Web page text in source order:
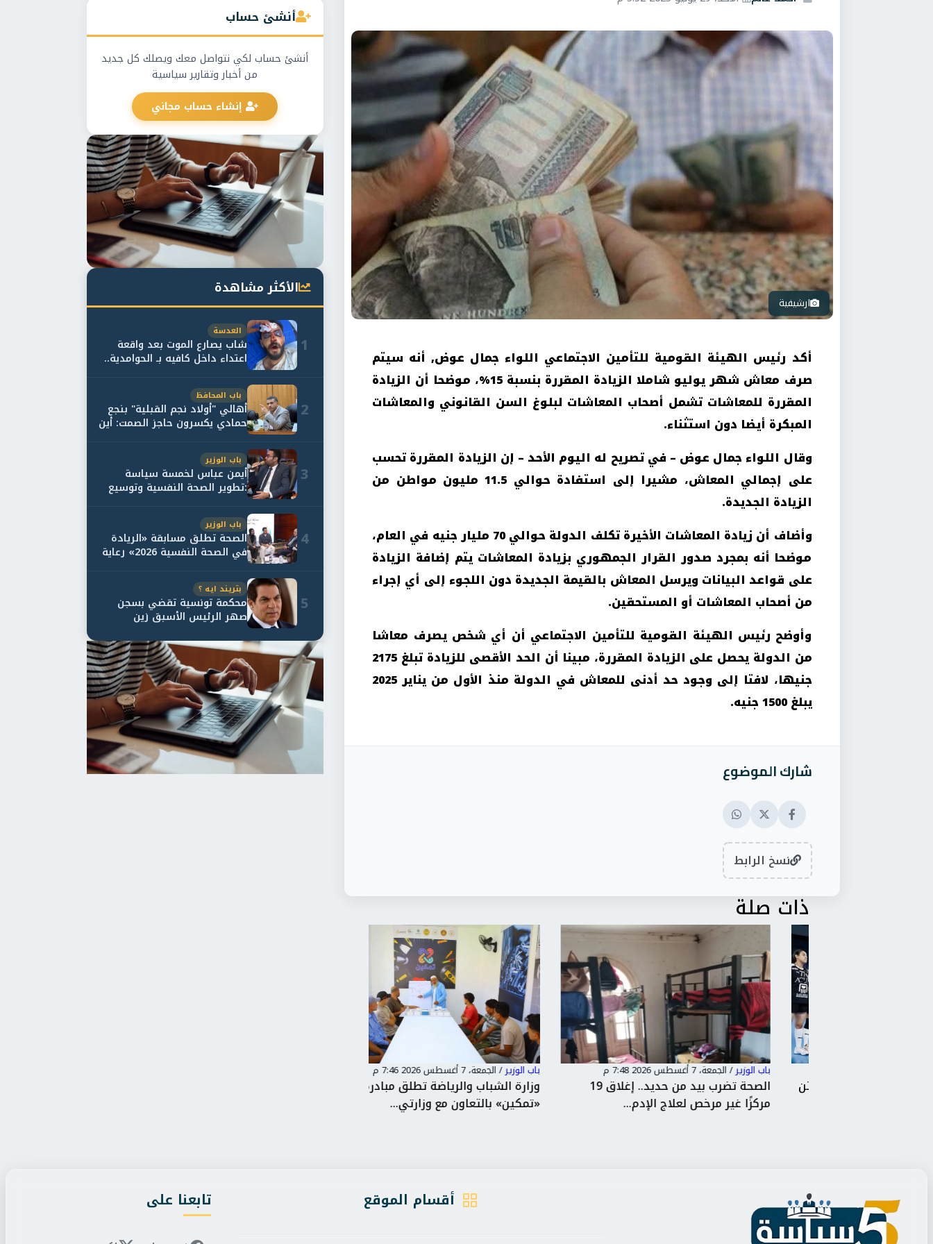
ارشيفية
أكد رئيس الهيئة القومية للتأمين الاجتماعي اللواء جمال عوض, أنه سيتم
صرف معاش شهر يوليو شاملا الزيادة المقررة بنسبة 15%، موضحا أن الزيادة
المقررة للمعاشات تشمل أصحاب المعاشات لبلوغ السن القانوني والمعاشات
المبكرة أيضا دون استثناء.
وقال اللواء جمال عوض – في تصريح له اليوم الأحد – إن الزيادة المقررة تحسب
على إجمالي المعاش، مشيرا إلى استفادة حوالي 11.5 مليون مواطن من
الزيادة الجديدة.
وأضاف أن زيادة المعاشات الأخيرة تكلف الدولة حوالي 70 مليار جنيه في العام،
موضحا أنه بمجرد صدور القرار الجمهوري بزيادة المعاشات يتم إضافة الزيادة
على قواعد البيانات ويرسل المعاش بالقيمة الجديدة دون اللجوء إلى أي إجراء
من أصحاب المعاشات أو المستحقين.
وأوضح رئيس الهيئة القومية للتأمين الاجتماعي أن أي شخص يصرف معاشا
من الدولة يحصل على الزيادة المقررة، مبينا أن الحد الأقصى للزيادة تبلغ 2175
جنيها، لافتا إلى وجود حد أدنى للمعاش في الدولة منذ الأول من يناير 2025
يبلغ 1500 جنيه.
شارك الموضوع
نسخ الرابط
ذات صلة
/الجمعة، 7 أغسطس 2026 7:48 م
الصحة تضرب بيد من حديد.. إغلاق 19
مركزًا غير مرخص لعلاج الإدم...
/الجمعة، 7 أغسطس 2026 7:46 م
وزارة الشباب والرياضة تطلق مبادرة
«تمكين» بالتعاون مع وزارتي...
أنشئ حساب
أنشئ حساب لكي نتواصل معك ويصلك كل جديد
من أخبار وتقارير سياسية
إنشاء حساب مجاني
الأكثر مشاهدة
1
العدسة
شاب يصارع الموت بعد واقعة
اعتداء داخل كافيه بـ الحوامدية..
وأسرته...
2
باب المحافظ
أهالي "أولاد نجم القبلية" بنجع
حمادي يكسرون حاجز الصمت: أين
حقيقة...
3
باب الوزير
أيمن عباس لخمسة سياسة
:تطوير الصحة النفسية وتوسيع
خدمات العلاج و...
4
باب الوزير
الصحة تطلق مسابقة «الريادة
في الصحة النفسية 2026» رعاية
نفسية اف...
5
بتريند ايه ؟
محكمة تونسية تقضي بسجن
صهر الرئيس الأسبق زين
العابدين بن علي لمدة...
أقسام الموقع تابعنا على